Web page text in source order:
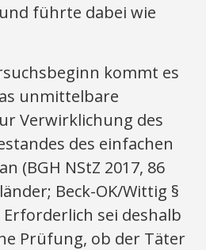
führte dabei wie
kommt es
unmittelbare
Verwirklichung des
des einfachen
(BGH NStZ 2017, 86
Beck-OK/Wittig §
Erforderlich sei deshalb
Prüfung, ob der Täter